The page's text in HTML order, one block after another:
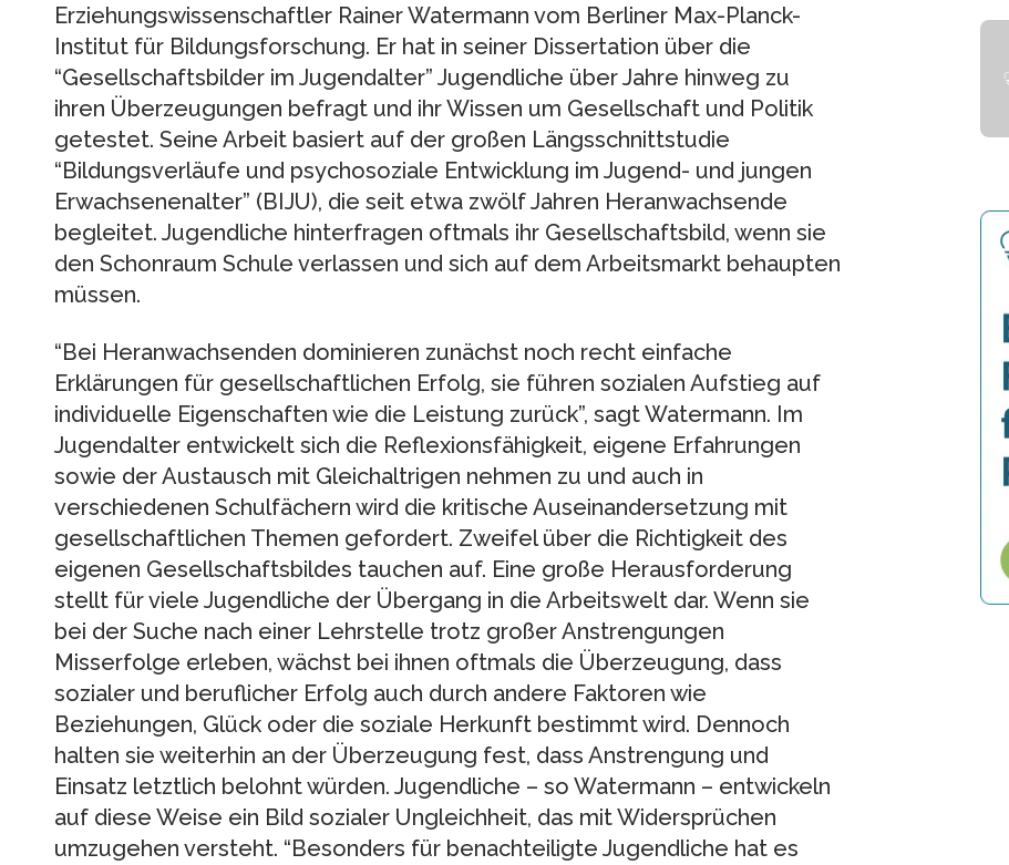
Erziehungswissenschaftler Rainer Watermann vom Berliner Max-Planck-
Institut für Bildungsforschung. Er hat in seiner Dissertation über die
“Gesellschaftsbilder im Jugendalter” Jugendliche über Jahre hinweg zu
ihren Überzeugungen befragt und ihr Wissen um Gesellschaft und Politik
getestet. Seine Arbeit basiert auf der großen Längsschnittstudie
“Bildungsverläufe und psychosoziale Entwicklung im Jugend- und jungen
Erwachsenenalter” (BIJU), die seit etwa zwölf Jahren Heranwachsende
begleitet. Jugendliche hinterfragen oftmals ihr Gesellschaftsbild, wenn sie
den Schonraum Schule verlassen und sich auf dem Arbeitsmarkt behaupten
müssen.
“Bei Heranwachsenden dominieren zunächst noch recht einfache
Erklärungen für gesellschaftlichen Erfolg, sie führen sozialen Aufstieg auf
individuelle Eigenschaften wie die Leistung zurück”, sagt Watermann. Im
Jugendalter entwickelt sich die Reflexionsfähigkeit, eigene Erfahrungen
sowie der Austausch mit Gleichaltrigen nehmen zu und auch in
verschiedenen Schulfächern wird die kritische Auseinandersetzung mit
gesellschaftlichen Themen gefordert. Zweifel über die Richtigkeit des
eigenen Gesellschaftsbildes tauchen auf. Eine große Herausforderung
stellt für viele Jugendliche der Übergang in die Arbeitswelt dar. Wenn sie
bei der Suche nach einer Lehrstelle trotz großer Anstrengungen
Misserfolge erleben, wächst bei ihnen oftmals die Überzeugung, dass
sozialer und beruflicher Erfolg auch durch andere Faktoren wie
Beziehungen, Glück oder die soziale Herkunft bestimmt wird. Dennoch
halten sie weiterhin an der Überzeugung fest, dass Anstrengung und
Einsatz letztlich belohnt würden. Jugendliche – so Watermann – entwickeln
auf diese Weise ein Bild sozialer Ungleichheit, das mit Widersprüchen
umzugehen versteht. “Besonders für benachteiligte Jugendliche hat es